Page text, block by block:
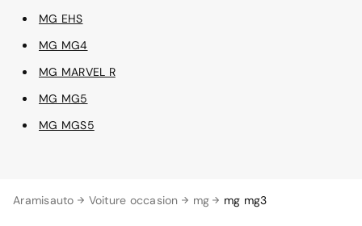
Aramisauto Voiture occasion mg mg mg3
MG EHS
MG MG4
MG MARVEL R
MG MG5
MG MGS5